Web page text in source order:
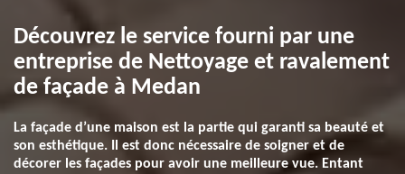
Découvrez le service fourni par une
entreprise de Nettoyage et ravalement
de façade à Medan
La façade d’une maison est la partie qui garanti sa beauté et
son esthétique. Il est donc nécessaire de soigner et de
décorer les façades pour avoir une meilleure vue. Entant